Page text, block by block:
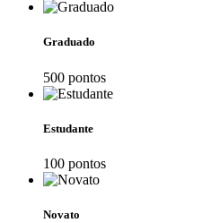
Graduado
500 pontos
Estudante
100 pontos
Novato